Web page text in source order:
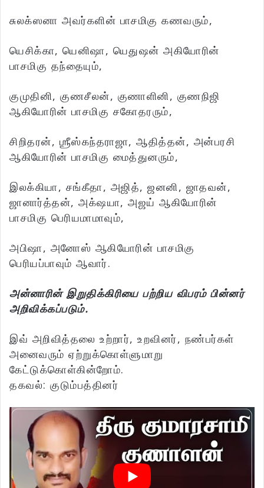
சுலக்ஸனா அவர்களின் பாசமிகு கணவரும்,
யெசிக்கா, யெனிஷா, யெதுஷன் அகியோரின்
பாசமிகு தந்தையும்,
குமுதினி, குணசீலன், குணாளினி, குணநிஜி
ஆகியோரின் பாசமிகு சகோதரரும்,
சிறிதரன், ஶ்ரீஸ்கந்தராஜா, ஆதித்தன், அன்பரசி
ஆகியோரின் பாசமிகு மைத்துனரும்,
இலக்கியா, சங்கீதா, அஜித், ஜனனி, ஜாதவன்,
ஜானார்த்தன், அக்‌ஷயா, அஜய் ஆகியோரின்
பாசமிகு பெரியமாமாவும்,
அபிஷா, அனோஸ் ஆகியோரின் பாசமிகு
பெரியப்பாவும் ஆவார்.
அன்னாரின் இறுதிக்கிரியை பற்றிய விபரம் பின்னர்
அறிவிக்கப்படும்.
இவ் அறிவித்தலை உற்றார், உறவினர், நண்பர்கள்
அனைவரும் ஏற்றுக்கொள்ளுமாறு
கேட்டுக்கொள்கின்றோம்.
தகவல்: குடும்பத்தினர்